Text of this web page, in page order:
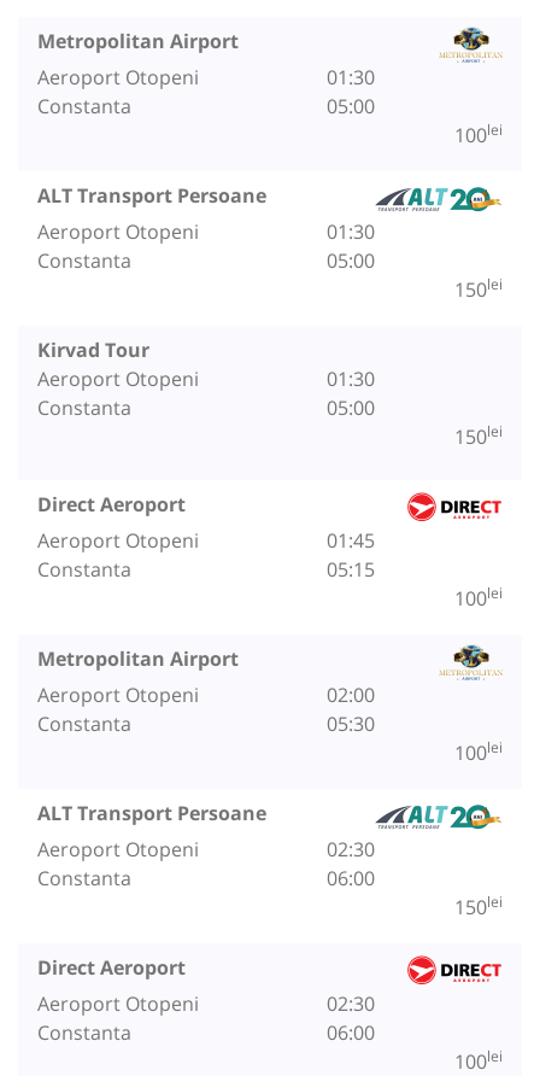
Metropolitan Airport
Aeroport Otopeni
Constanta
01:30
05:00
100lei
ALT Transport Persoane
Aeroport Otopeni
Constanta
01:30
05:00
150lei
Kirvad Tour
Aeroport Otopeni
Constanta
01:30
05:00
150lei
Direct Aeroport
Aeroport Otopeni
Constanta
01:45
05:15
100lei
Metropolitan Airport
Aeroport Otopeni
Constanta
02:00
05:30
100lei
ALT Transport Persoane
Aeroport Otopeni
Constanta
02:30
06:00
150lei
Direct Aeroport
Aeroport Otopeni
Constanta
02:30
06:00
100lei